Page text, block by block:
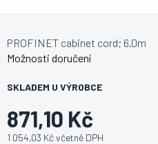
871,10 Kč
1 054,03 Kč včetně DPH
SKLADEM U VÝROBCE
Možnosti doručení
PROFINET cabinet cord; 6.0m